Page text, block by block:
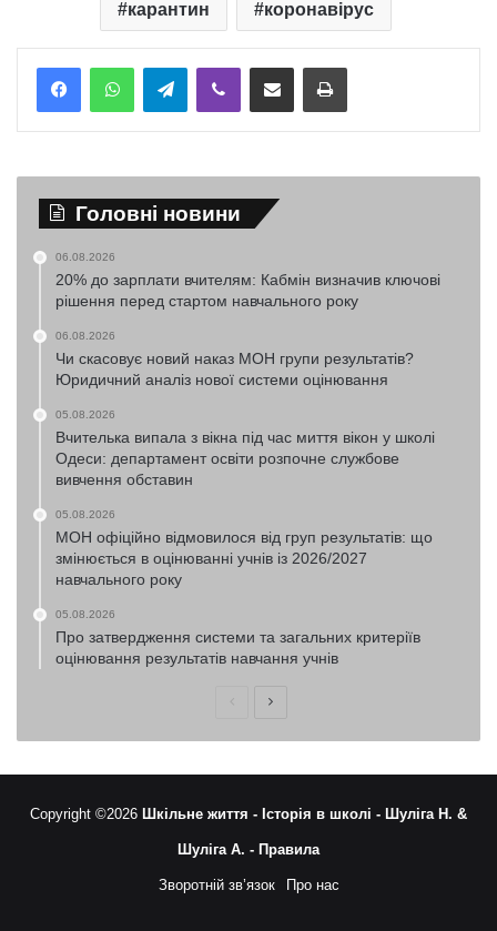
карантин коронавірус
TelegramViber Надіслати електронною поштоюНадрукувати
Головні новини
06.08.2026
20% до зарплати вчителям: Кабмін визначив ключові
рішення перед стартом навчального року
06.08.2026
Чи скасовує новий наказ МОН групи результатів?
Юридичний аналіз нової системи оцінювання
05.08.2026
Вчителька випала з вікна під час миття вікон у школі
Одеси: департамент освіти розпочне службове
вивчення обставин
05.08.2026
МОН офіційно відмовилося від груп результатів: що
змінюється в оцінюванні учнів із 2026/2027
навчального року
05.08.2026
Про затвердження системи та загальних критеріїв
оцінювання результатів навчання учнів
ПопередняНаступна
Copyright ©2026 Шкільне життя - Історія в школі - Шуліга Н. &
Шуліга А. - Правила
Зворотній зв’язок Про нас